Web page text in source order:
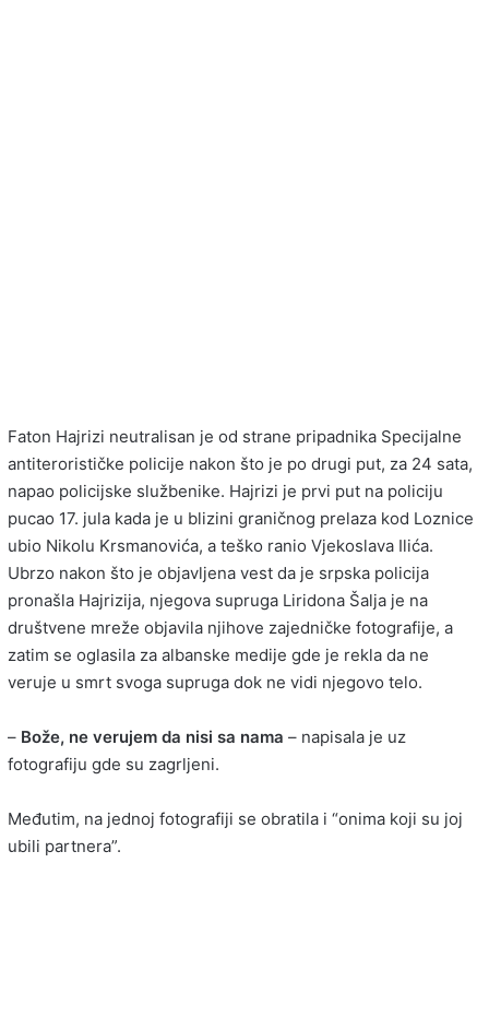
Faton Hajrizi neutralisan je od strane pripadnika Specijalne
antiterorističke policije nakon što je po drugi put, za 24 sata,
napao policijske službenike. Hajrizi je prvi put na policiju
pucao 17. jula kada je u blizini graničnog prelaza kod Loznice
ubio Nikolu Krsmanovića, a teško ranio Vjekoslava Ilića.
Ubrzo nakon što je objavljena vest da je srpska policija
pronašla Hajrizija, njegova supruga Liridona Šalja je na
društvene mreže objavila njihove zajedničke fotografije, a
zatim se oglasila za albanske medije gde je rekla da ne
veruje u smrt svoga supruga dok ne vidi njegovo telo.
– Bože, ne verujem da nisi sa nama – napisala je uz
fotografiju gde su zagrljeni.
Međutim, na jednoj fotografiji se obratila i “onima koji su joj
ubili partnera”.